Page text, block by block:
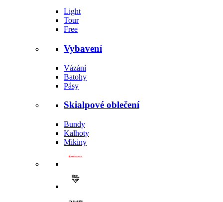
Light
Tour
Free
Vybavení
Vázání
Batohy
Pásy
Skialpové oblečení
Bundy
Kalhoty
Mikiny